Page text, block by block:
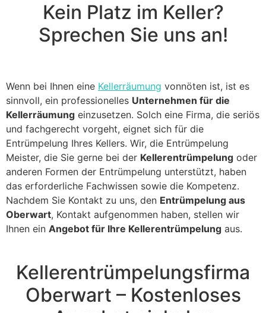
Kein Platz im Keller?
Sprechen Sie uns an!
Wenn bei Ihnen eine Kellerräumung vonnöten ist, ist es
sinnvoll, ein professionelles Unternehmen für die
Kellerräumung einzusetzen. Solch eine Firma, die seriös
und fachgerecht vorgeht, eignet sich für die
Entrümpelung Ihres Kellers. Wir, die Entrümpelung
Meister, die Sie gerne bei der Kellerentrümpelung oder
anderen Formen der Entrümpelung unterstützt, haben
das erforderliche Fachwissen sowie die Kompetenz.
Nachdem Sie Kontakt zu uns, den Entrümpelung aus
Oberwart, Kontakt aufgenommen haben, stellen wir
Ihnen ein Angebot für Ihre Kellerentrümpelung aus.
Kellerentrümpelungsfirma
Oberwart – Kostenloses